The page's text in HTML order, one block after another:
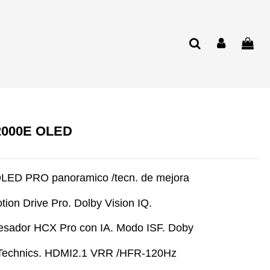
OLED
PRO panoramico /tecn. de mejora
Drive Pro. Dolby Vision IQ.
HCX Pro con IA. Modo ISF. Doby
HDMI2.1 VRR /HFR-120Hz